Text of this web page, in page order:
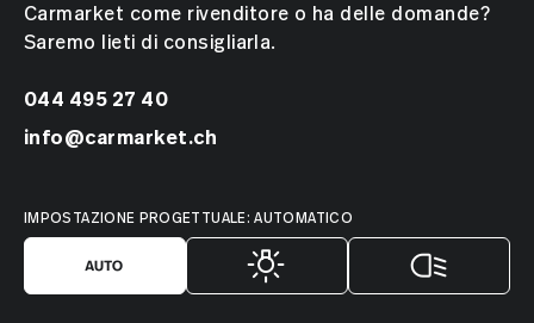
Carmarket come rivenditore o ha delle domande?
Saremo lieti di consigliarla.
044 495 27 40
info@carmarket.ch
IMPOSTAZIONE PROGETTUALE: AUTOMATICO